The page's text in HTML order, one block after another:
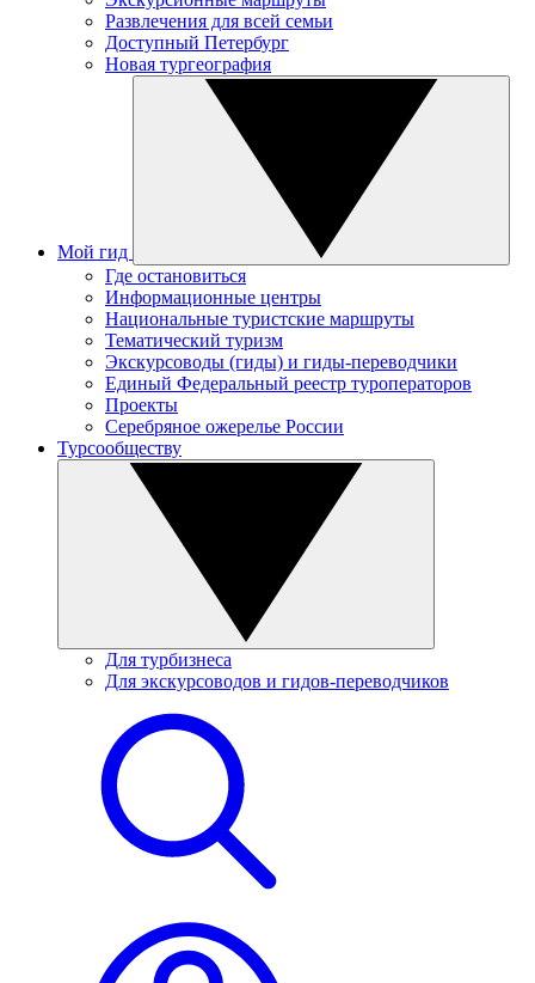
Развлечения для всей семьи
Доступный Петербург
Новая тургеография
Мой гид
Где остановиться
Информационные центры
Национальные туристские маршруты
Тематический туризм
Экскурсоводы (гиды) и гиды-переводчики
Единый Федеральный реестр туроператоров
Проекты
Серебряное ожерелье России
Турсообществу
Для турбизнеса
Для экскурсоводов и гидов-переводчиков